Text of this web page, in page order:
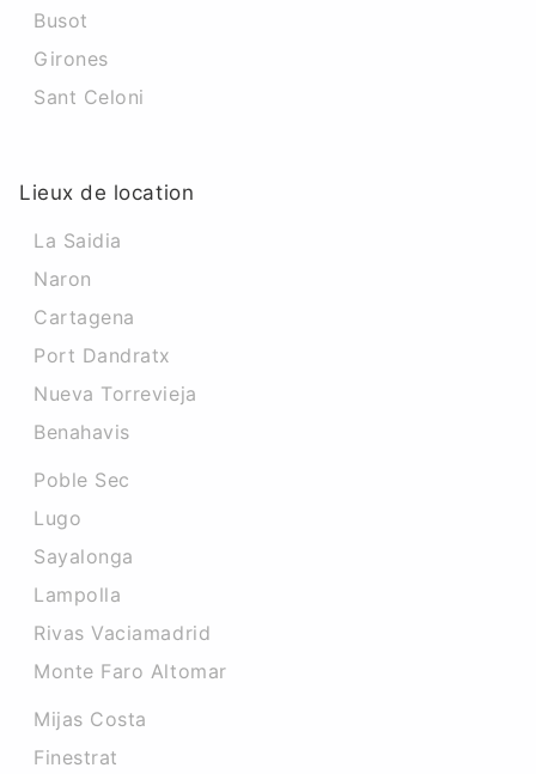
Busot
Girones
Sant Celoni
Lieux de location
La Saidia
Naron
Cartagena
Port Dandratx
Nueva Torrevieja
Benahavis
Poble Sec
Lugo
Sayalonga
Lampolla
Rivas Vaciamadrid
Monte Faro Altomar
Mijas Costa
Finestrat